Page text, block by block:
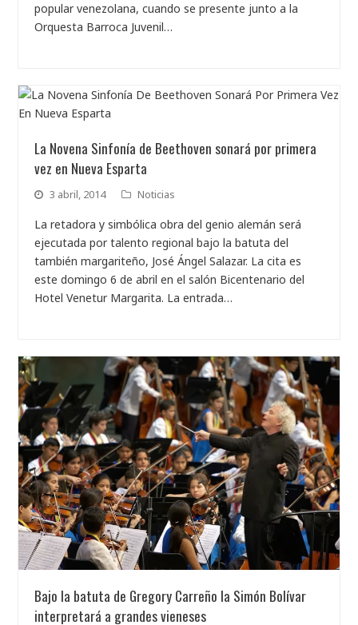
popular venezolana, cuando se presente junto a la
Orquesta Barroca Juvenil…
La Novena Sinfonía de Beethoven sonará por primera
vez en Nueva Esparta
3 abril, 2014 Noticias
La retadora y simbólica obra del genio alemán será
ejecutada por talento regional bajo la batuta del
también margariteño, José Ángel Salazar. La cita es
este domingo 6 de abril en el salón Bicentenario del
Hotel Venetur Margarita. La entrada…
Bajo la batuta de Gregory Carreño la Simón Bolívar
interpretará a grandes vieneses